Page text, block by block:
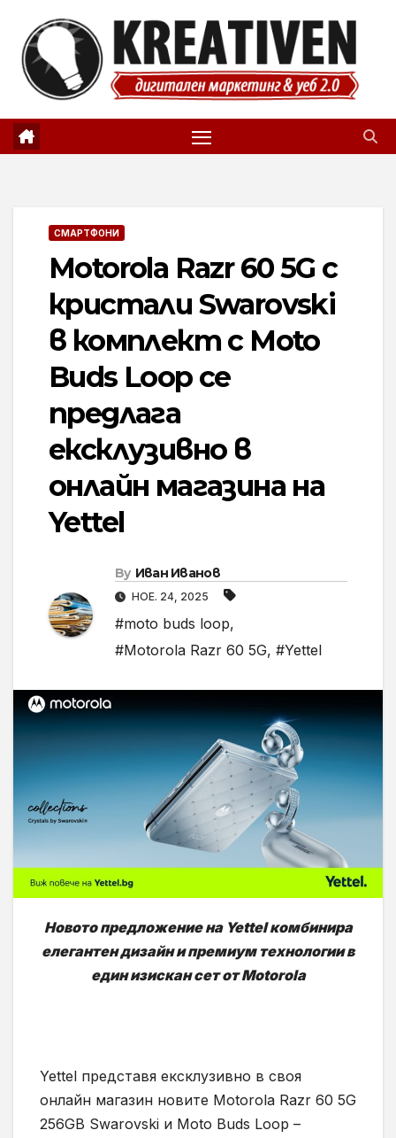
content
СМАРТФОНИ
Motorola Razr 60 5G с
кристали Swarovski
в комплект с Moto
Buds Loop се
предлага
ексклузивно в
онлайн магазина на
Yettel
By Иван Иванов
НОЕ. 24, 2025
#moto buds loop,
#Motorola Razr 60 5G, #Yettel
Новото предложение на Yettel комбинира
елегантен дизайн и премиум технологии в
един изискан сет от Motorola
Yettel представя ексклузивно в своя
онлайн магазин новите Motorola Razr 60 5G
256GB Swarovski и Moto Buds Loop –